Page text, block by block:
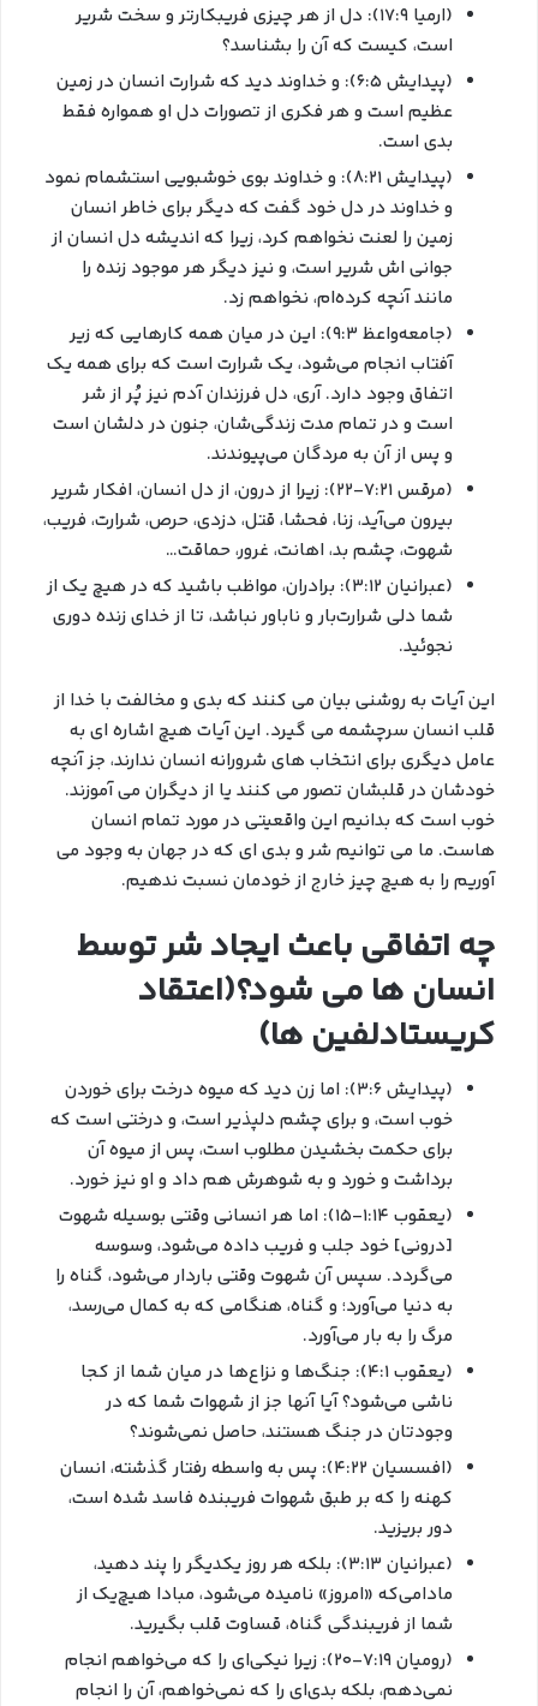
(ارمیا ۱۷:۹): دل از هر چيزي فريبكارتر و سخت شریر
است، كيست كه آن را بشناسد؟
(پیدایش ۶:۵): و خداوند دید که شرارت انسان در زمین
عظیم است و هر فکري از تصورات دل او همواره فقط
بدي است.
(پیدایش ۸:۲۱): و خداوند بوي خوشبويي استشمام نمود
و خداوند در دل خود گفت كه ديگر براي خاطر انسان
زمين را لعنت نخواهم كرد، زيرا كه انديشه دل انسان از
جواني اش شرير است، و نيز ديگر هر موجود زنده را
مانند آنچه كرده‌ام، نخواهم زد.
(جامعه‌واعظ ۹:۳): اين در ميان همه كارهايي كه زير
آفتاب انجام مي‌شود، يك شرارت است كه براي همه يك
اتفاق وجود دارد. آري، دل فرزندان آدم نيز پُر از شر
است و در تمام مدت زندگي‌شان، جنون در دلشان است
و پس از آن به مردگان مي‌پيوندند.
(مرقس ۷:۲۱-۲۲): زيرا از درون، از دل انسان، افكار شرير
بيرون مي‌آيد، زنا، فحشا، قتل، دزدي، حرص، شرارت، فريب،
شهوت، چشم بد، اهانت، غرور، حماقت…
(عبرانيان ۳:۱۲): برادران، مواظب باشيد كه در هيچ يك از
شما دلي شرارت‌بار و ناباور نباشد، تا از خدای زنده دوري
نجوئيد.
این آیات به روشنی بیان می کنند که بدی و مخالفت با خدا از
قلب انسان سرچشمه می گیرد. این آیات هیچ اشاره ای به
عامل دیگری برای انتخاب های شرورانه انسان ندارند، جز آنچه
خودشان در قلبشان تصور می کنند یا از دیگران می آموزند.
خوب است که بدانیم این واقعیتی در مورد تمام انسان
هاست. ما می توانیم شر و بدی ای که در جهان به وجود می
آوریم را به هیچ چیز خارج از خودمان نسبت ندهیم.
چه اتفاقی باعث ایجاد شر توسط
انسان ها می شود؟(اعتقاد
کریستادلفین ها)
(پیدایش ۳:۶): اما زن دید که میوه درخت برای خوردن
خوب است، و برای چشم دلپذیر است، و درختی است که
برای حکمت بخشیدن مطلوب است، پس از میوه آن
برداشت و خورد و به شوهرش هم داد و او نیز خورد.
(یعقوب ۱:۱۴-۱۵): اما هر انسانی وقتی بوسیله شهوت
[درونی] خود جلب و فریب داده می‌شود، وسوسه
می‌گردد. سپس آن شهوت وقتی باردار می‌شود، گناه را
به دنیا می‌آورد؛ و گناه، هنگامی که به کمال می‌رسد،
مرگ را به بار می‌آورد.
(یعقوب ۴:۱): جنگ‌ها و نزاع‌ها در میان شما از کجا
ناشی می‌شود؟ آیا آنها جز از شهوات شما که در
وجودتان در جنگ هستند، حاصل نمی‌شوند؟
(افسسیان ۴:۲۲): پس به واسطه رفتار گذشته، انسان
کهنه را که بر طبق شهوات فریبنده فاسد شده است،
دور بریزید.
(عبرانیان ۳:۱۳): بلکه هر روز یکدیگر را پند دهید،
مادامی‌که «امروز» نامیده می‌شود، مبادا هیچ‌یک از
شما از فریبندگی گناه، قساوت قلب بگیرید.
(رومیان ۷:۱۹-۲۰): زیرا نیکی‌ای را که می‌خواهم انجام
نمی‌دهم، بلکه بدی‌ای را که نمی‌خواهم، آن را انجام